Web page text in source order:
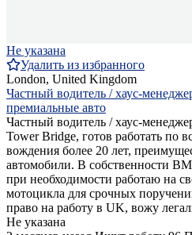
Не указана
Удалить из избранного
London, United Kingdom
Частный водитель / хаус-
премиальные авто
Частный водитель / хаус-
Tower Bridge, готов работать по
вождения более 20 лет,
автомобили. В собственности
при необходимости работаю на
мотоцикла для срочных
право на работу в UK, вожу
Не указана